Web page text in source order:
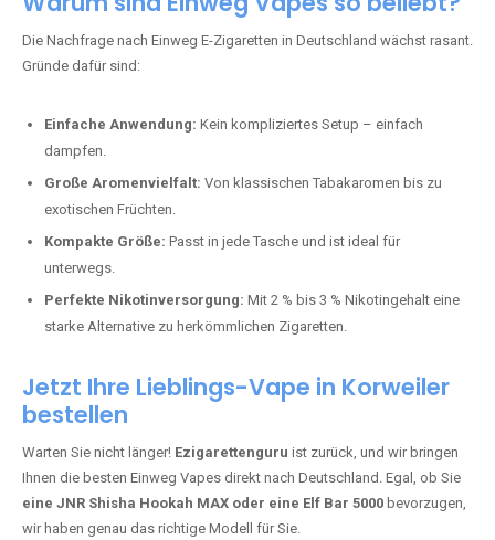
Die Nachfrage nach Einweg E-Zigaretten in Deutschland wächst rasant.
Gründe dafür sind:
Einfache Anwendung: Kein kompliziertes Setup – einfach
dampfen.
Große Aromenvielfalt: Von klassischen Tabakaromen bis zu
exotischen Früchten.
Kompakte Größe: Passt in jede Tasche und ist ideal für
unterwegs.
Perfekte Nikotinversorgung: Mit 2 % bis 3 % Nikotingehalt eine
starke Alternative zu herkömmlichen Zigaretten.
Jetzt Ihre Lieblings-Vape in Korweiler
bestellen
Warten Sie nicht länger! Ezigarettenguru ist zurück, und wir bringen
Ihnen die besten Einweg Vapes direkt nach Deutschland. Egal, ob Sie
eine JNR Shisha Hookah MAX oder eine Elf Bar 5000 bevorzugen,
wir haben genau das richtige Modell für Sie.